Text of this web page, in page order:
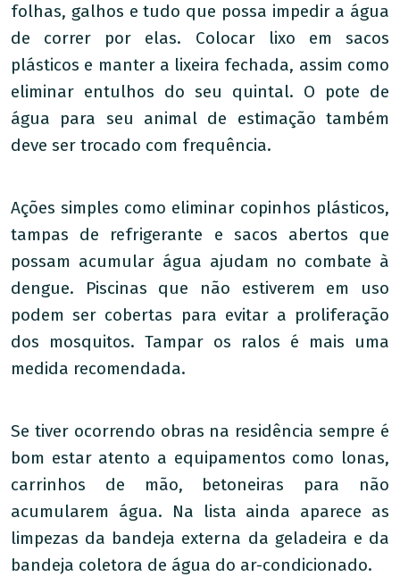
folhas, galhos e tudo que possa impedir a água
de correr por elas. Colocar lixo em sacos
plásticos e manter a lixeira fechada, assim como
eliminar entulhos do seu quintal. O pote de
água para seu animal de estimação também
deve ser trocado com frequência.
Ações simples como eliminar copinhos plásticos,
tampas de refrigerante e sacos abertos que
possam acumular água ajudam no combate à
dengue. Piscinas que não estiverem em uso
podem ser cobertas para evitar a proliferação
dos mosquitos. Tampar os ralos é mais uma
medida recomendada.
Se tiver ocorrendo obras na residência sempre é
bom estar atento a equipamentos como lonas,
carrinhos de mão, betoneiras para não
acumularem água. Na lista ainda aparece as
limpezas da bandeja externa da geladeira e da
bandeja coletora de água do ar-condicionado.